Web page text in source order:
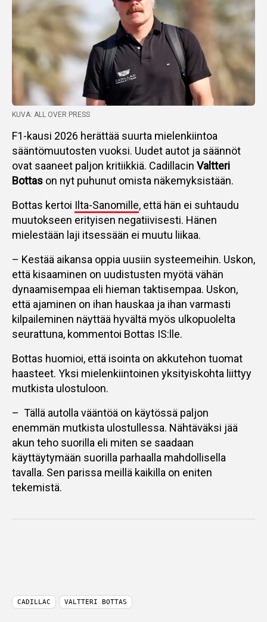
KUVA: ALL OVER PRESS
F1-kausi 2026 herättää suurta mielenkiintoa
sääntömuutosten vuoksi. Uudet autot ja säännöt
ovat saaneet paljon kritiikkiä. Cadillacin Valtteri
Bottas on nyt puhunut omista näkemyksistään.
Bottas kertoi Ilta-Sanomille, että hän ei suhtaudu
muutokseen erityisen negatiivisesti. Hänen
mielestään laji itsessään ei muutu liikaa.
– Kestää aikansa oppia uusiin systeemeihin. Uskon,
että kisaaminen on uudistusten myötä vähän
dynaamisempaa eli hieman taktisempaa. Uskon,
että ajaminen on ihan hauskaa ja ihan varmasti
kilpaileminen näyttää hyvältä myös ulkopuolelta
seurattuna, kommentoi Bottas IS:lle.
Bottas huomioi, että isointa on akkutehon tuomat
haasteet. Yksi mielenkiintoinen yksityiskohta liittyy
mutkista ulostuloon.
– Tällä autolla vääntöä on käytössä paljon
enemmän mutkista ulostullessa. Nähtäväksi jää
akun teho suorilla eli miten se saadaan
käyttäytymään suorilla parhaalla mahdollisella
tavalla. Sen parissa meillä kaikilla on eniten
tekemistä.
CADILLAC VALTTERI BOTTAS